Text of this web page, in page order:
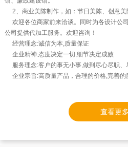
2、商业美陈制作，如：节日美陈、创意美
欢迎各位商家前来洽谈。同时为各设计公
公司提供代加工服务。欢迎咨询！
经营理念:诚信为本,质量保证
企业精神:态度决定一切,细节决定成败
服务理念:客户的事无小事,做到尽心尽职、
企业宗旨:高质量产品，合理的价格,完善的
查看更多